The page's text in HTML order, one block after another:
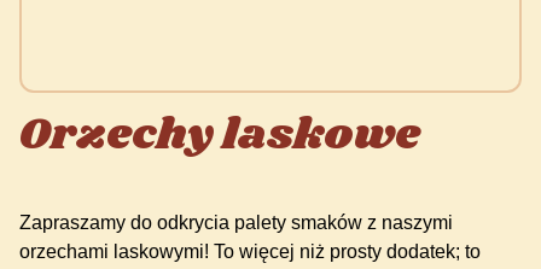
Orzechy laskowe
Zapraszamy do odkrycia palety smaków z naszymi
orzechami laskowymi! To więcej niż prosty dodatek; to